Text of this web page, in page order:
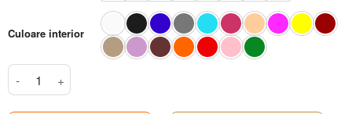
Culoare interior
Cantitate Toreto DM Premium mat 9x9x3 cm